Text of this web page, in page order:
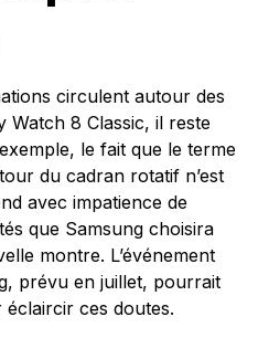
circulent autour des
Watch 8 Classic, il reste
le fait que le terme
du cadran rotatif n’est
avec impatience de
que Samsung choisira
montre. L’événement
prévu en juillet, pourrait
ces doutes.